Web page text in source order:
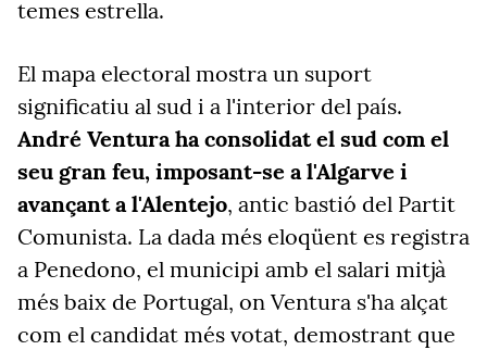
temes estrella.
El mapa electoral mostra un suport
significatiu al sud i a l'interior del país.
André Ventura ha consolidat el sud com el
seu gran feu, imposant-se a l'Algarve i
avançant a l'Alentejo, antic bastió del Partit
Comunista. La dada més eloqüent es registra
a Penedono, el municipi amb el salari mitjà
més baix de Portugal, on Ventura s'ha alçat
com el candidat més votat, demostrant que